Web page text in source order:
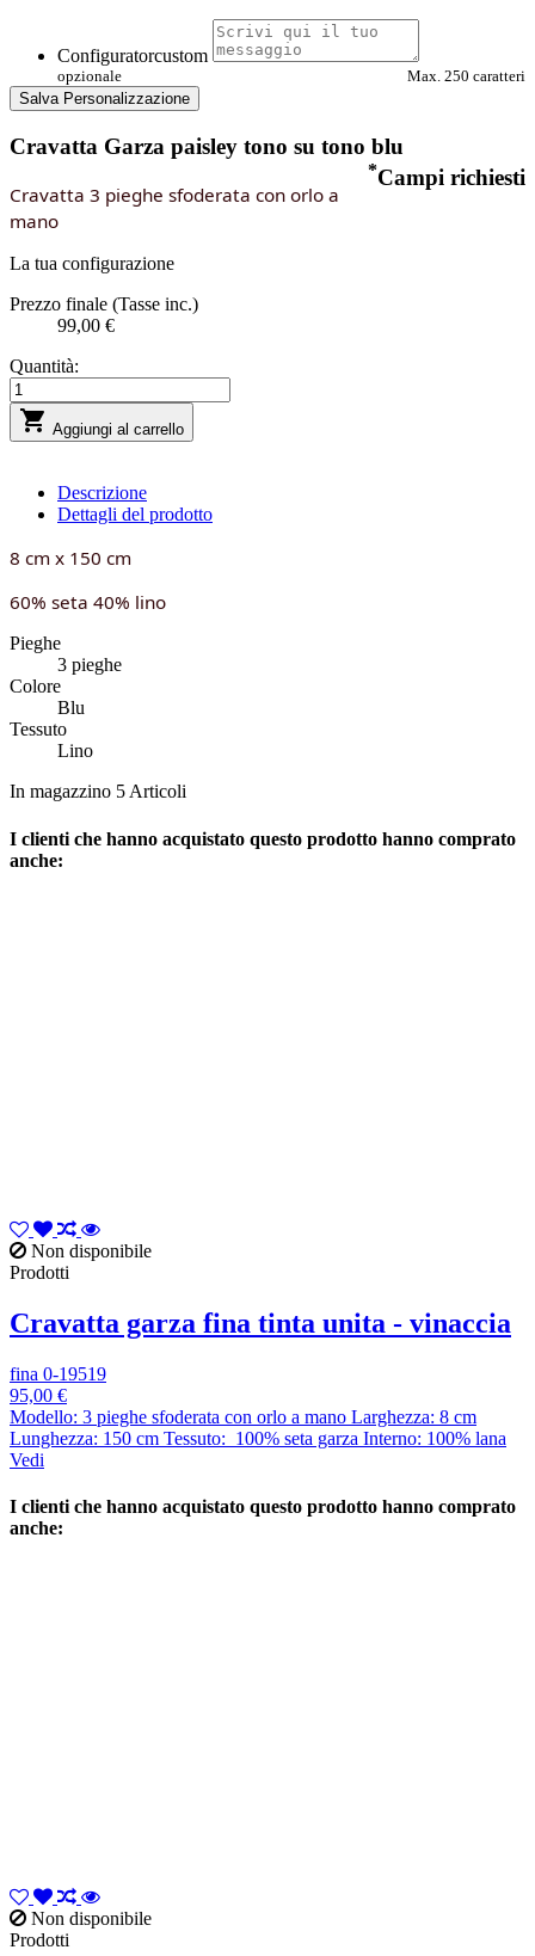
Configuratorcustom
opzionale
Max. 250 caratteri
Salva Personalizzazione
Cravatta Garza paisley tono su tono blu
*Campi richiesti
Cravatta 3 pieghe sfoderata con orlo a
mano
La tua configurazione
Prezzo finale (Tasse inc.)
99,00 €
Quantità:
 Aggiungi al carrello
Descrizione
Dettagli del prodotto
8 cm x 150 cm
60% seta 40% lino
Pieghe
3 pieghe
Colore
Blu
Tessuto
Lino
In magazzino 5 Articoli
I clienti che hanno acquistato questo prodotto hanno comprato
anche:
Non disponibile
Prodotti
Cravatta garza fina tinta unita - vinaccia
fina 0-19519
95,00 €
Modello: 3 pieghe sfoderata con orlo a mano Larghezza: 8 cm
Lunghezza: 150 cm Tessuto: 100% seta garza Interno: 100% lana
Vedi
I clienti che hanno acquistato questo prodotto hanno comprato
anche:
Non disponibile
Prodotti